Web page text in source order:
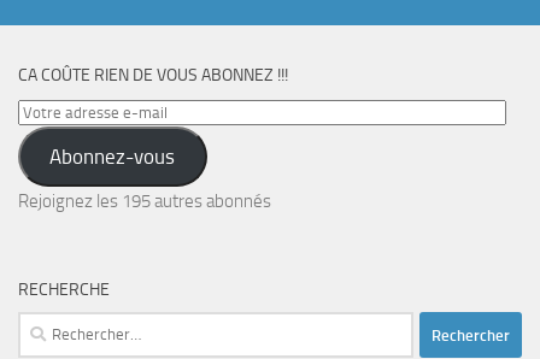
CA COÛTE RIEN DE VOUS ABONNEZ !!!
Votre
adresse
e-
mail
Abonnez-vous
Rejoignez les 195 autres abonnés
RECHERCHE
Rechercher :